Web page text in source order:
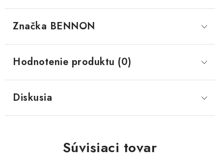
Značka BENNON
Hodnotenie produktu (0)
Diskusia
Súvisiaci tovar